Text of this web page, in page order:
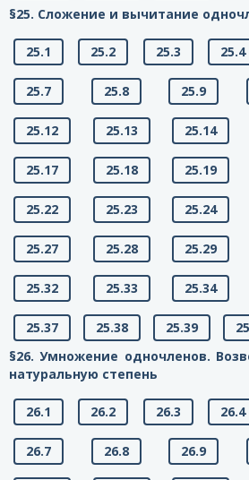
§25. Сложение и вычитание
25.1 25.2 25.3 25.4
25.7 25.8 25.9
25.12 25.13 25.14
25.17 25.18 25.19
25.22 25.23 25.24
25.27 25.28 25.29
25.32 25.33 25.34
25.37 25.38 25.39
§26. Умножение одночленов.
натуральную степень
26.1 26.2 26.3 26.4
26.7 26.8 26.9